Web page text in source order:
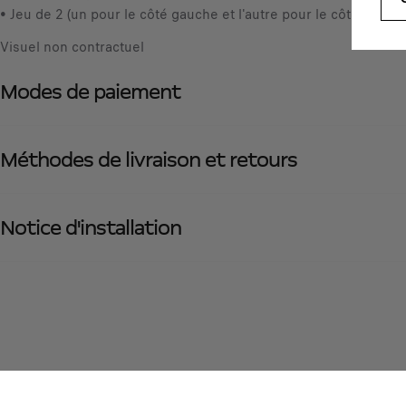
• Jeu de 2 (un pour le côté gauche et l'autre pour le côté droit)
Visuel non contractuel
Modes de paiement
Méthodes de livraison et retours
Notice d'installation